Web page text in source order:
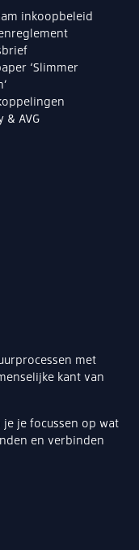
inkoopbeleid
‘Slimmer
& AVG
met
kant van
je focussen op wat
en verbinden